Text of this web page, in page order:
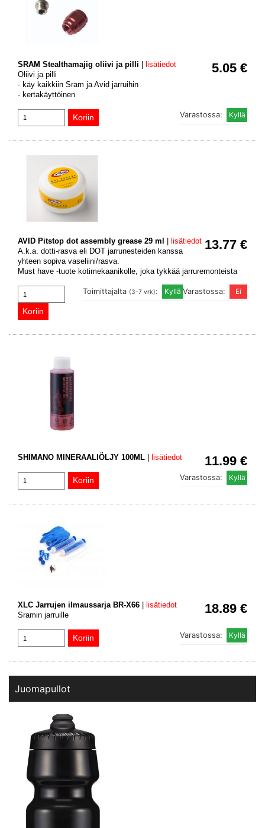
5.05 €
SRAM Stealthamajig oliivi ja pilli | lisätiedot
Oliivi ja pilli
- käy kaikkiin Sram ja Avid jarruihin
- kertakäyttöinen
Varastossa:
13.77 €
AVID Pitstop dot assembly grease 29 ml
lisätiedot
A.k.a. dotti-rasva eli DOT jarrunesteiden kanssa
yhteen sopiva vaseliini/rasva.
Must have -tuote kotimekaanikolle, joka tykkää jarruremonteista
Varastossa:
Toimittajalta (3-7 vrk):
11.99 €
SHIMANO MINERAALIÖLJY 100ML lisätiedot
Varastossa:
18.89 €
XLC Jarrujen ilmaussarja BR-X66 | lisätiedot
Sramin jarruille
Varastossa:
Juomapullot